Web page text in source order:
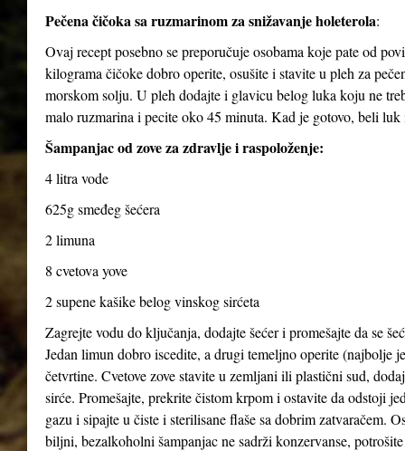
Pečena čičoka sa ruzmarinom za snižavanje holeterola:
Ovaj recept posebno se preporučuje osobama koje pate od
kilograma čičoke dobro operite, osušite i stavite u pleh za
morskom solju. U pleh dodajte i glavicu belog luka koju ne
malo ruzmarina i pecite oko 45 minuta. Kad je gotovo, beli
Šampanjac od zove za zdravlje i raspoloženje:
4 litra vode
625g smeđeg šećera
2 limuna
8 cvetova yove
2 supene kašike belog vinskog sirćeta
Zagrejte vodu do ključanja, dodajte šećer i promešajte da se
Jedan limun dobro iscedite, a drugi temeljno operite (najbolje
četvrtine. Cvetove zove stavite u zemljani ili plastični sud,
sirće. Promešajte, prekrite čistom krpom i ostavite da odstoji
gazu i sipajte u čiste i sterilisane flaše sa dobrim zatvaračem.
biljni, bezalkoholni šampanjac ne sadrži konzervanse,